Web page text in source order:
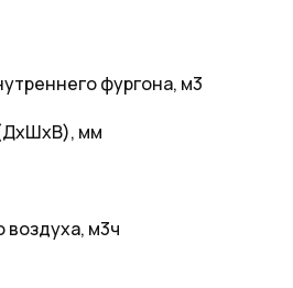
фургона, м3
мм
м3ч